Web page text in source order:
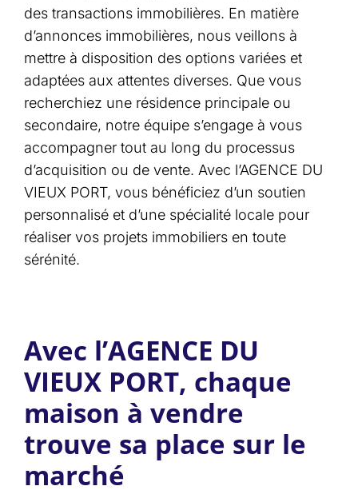
des transactions immobilières. En matière
d’annonces immobilières, nous veillons à
mettre à disposition des options variées et
adaptées aux attentes diverses. Que vous
recherchiez une résidence principale ou
secondaire, notre équipe s’engage à vous
accompagner tout au long du processus
d’acquisition ou de vente. Avec l’AGENCE DU
VIEUX PORT, vous bénéficiez d’un soutien
personnalisé et d’une spécialité locale pour
réaliser vos projets immobiliers en toute
sérénité.
Avec l’AGENCE DU
VIEUX PORT, chaque
maison à vendre
trouve sa place sur le
marché